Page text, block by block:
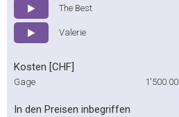
The Best
Valerie
Kosten [CHF]
Gage 1'500.00
In den Preisen inbegriffen